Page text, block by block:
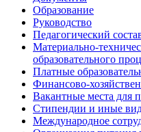
Образование
Руководство
Педагогический
Материально-
образовательного
Платные
Финансово-
Вакантные места для
Стипендии и иные
Международное